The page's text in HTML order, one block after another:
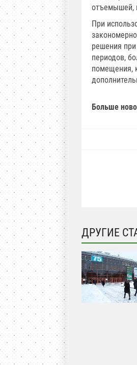
отъемышей,
При
решения
периодов,
помещения,
Больше
ДРУГИЕ